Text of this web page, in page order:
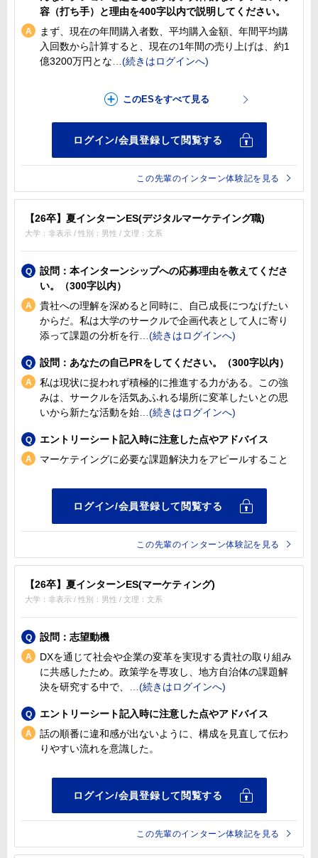
容（打ち手）と理由を400字以内で説明してください。
まず、現在の年間購入者数、平均購入金額、年間平均購
入回数から計算すると、現在の1年間の売り上げは、約1
億3200万円とな
この先輩のインターン体験記を見る
【26卒】夏インターンES(デジタルマーケテイング職)
大学：非表示 / 性別：男性 / 文理：文系
設問：本インターンシップへの応募理由を教えてくださ
い。（300字以内）
貴社への理解を深めると同時に、自己成長につなげたい
からだ。私は大学のサークルで企画代表として人に寄り
添って課題の分析を行
設問：あなたの自己PRをしてください。（300字以内）
私は現状に捉われず積極的に推進する力がある。この強
みは、サークルを活気あふれる場所に変革したいとの思
いから新たな活動を始
エントリーシート記入時に注意した点やアドバイス
マーケテイングに必要な課題解決力をアピールすること
この先輩のインターン体験記を見る
【26卒】夏インターンES(マーケティング)
大学：非表示 / 性別：男性 / 文理：文系
設問：志望動機
DXを通じて社会や企業の変革を実現する貴社の取り組み
に共感したため。政策学を専攻し、地方自治体の課題解
決を研究する中で、
エントリーシート記入時に注意した点やアドバイス
話の順番に違和感が出ないように、構成を見直して伝わ
りやすい流れを意識した。
この先輩のインターン体験記を見る